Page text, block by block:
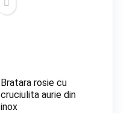
Bratara rosie cu
cruciulita aurie din
inox